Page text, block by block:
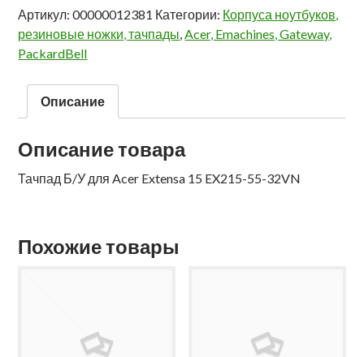
Артикул:00000012381 Категории: Корпуса ноутбуков,
резиновые ножки, тачпады,Acer, Emachines, Gateway,
PackardBell
Описание
Описание товара
Тачпад Б/У для Acer Extensa 15 EX215-55-32VN
Похожие товары